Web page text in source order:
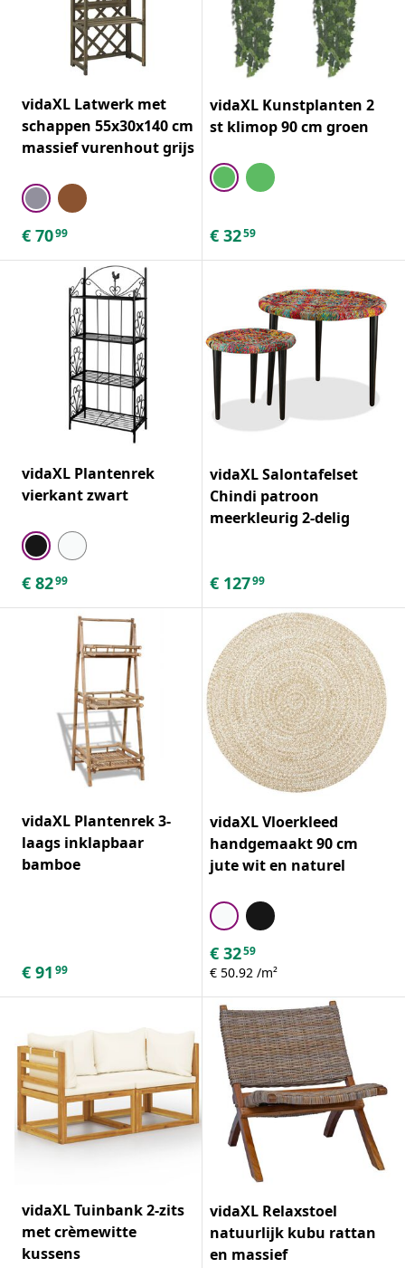
vidaXL Latwerk met
schappen 55x30x140 cm
massief vurenhout grijs
€ 7099
vidaXL Kunstplanten 2
st klimop 90 cm groen
€ 3259
vidaXL Plantenrek
vierkant zwart
€ 8299
vidaXL Salontafelset
Chindi patroon
meerkleurig 2-delig
€ 12799
vidaXL Plantenrek 3-
laags inklapbaar
bamboe
€ 91 99
vidaXL Vloerkleed
handgemaakt 90 cm
jute wit en naturel
€ 3259
€ 50.92 /m²
vidaXL Tuinbank 2-zits
met crèmewitte
kussens
vidaXL Relaxstoel
natuurlijk kubu rattan
en massief